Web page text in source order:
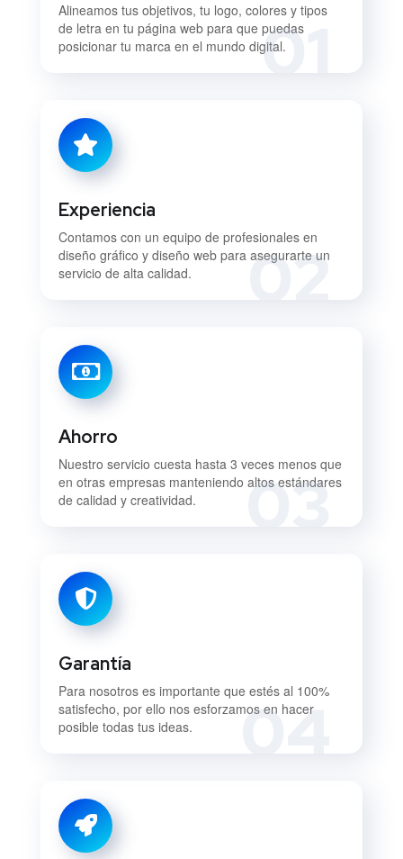
01
Alineamos tus objetivos, tu logo, colores y tipos
de letra en tu página web para que puedas
posicionar tu marca en el mundo digital.
02
Experiencia
Contamos con un equipo de profesionales en
diseño gráfico y diseño web para asegurarte un
servicio de alta calidad.
03
Ahorro
Nuestro servicio cuesta hasta 3 veces menos que
en otras empresas manteniendo altos estándares
de calidad y creatividad.
04
Garantía
Para nosotros es importante que estés al 100%
satisfecho, por ello nos esforzamos en hacer
posible todas tus ideas.